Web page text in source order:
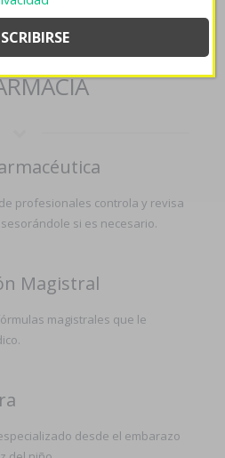
OFRECEMOS EN
profesionales controla y revisa
si es necesario.
Magistral
magistrales que le
desde el embarazo